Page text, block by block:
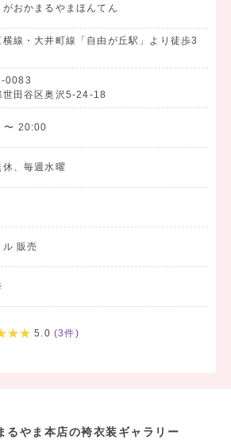
にも、多数の袴&着物がございます♪
円～！
い、着物だけ借りたいという単品レンタルも
自由なので、あなただけのコーディネートが
テイストなど、あなたの袴スタイルに合う
OKの「自由が丘きものオンラインショッ
がおかまるやまほんてん
横線・大井町線「自由が丘駅」より徒歩3
0083
世田谷区奥沢5-24-18
〜 20:00
休、毎週水曜
ル 販売
5.0 (3件)
るやま本店の袴衣装ギャラリー